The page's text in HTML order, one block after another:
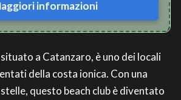
informazioni
situato a Catanzaro, è uno dei locali
della costa ionica. Con una
questo beach club è diventato